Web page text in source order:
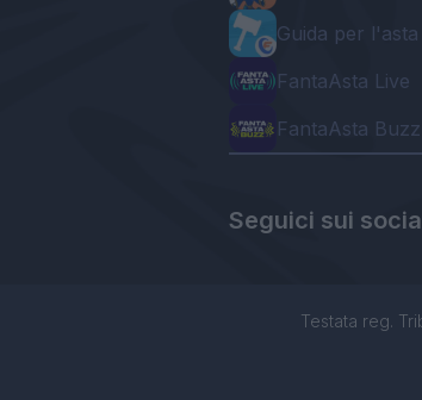
Guida per
FantaAsta Live
FantaAsta Buzz
Seguici sui
Testata reg.